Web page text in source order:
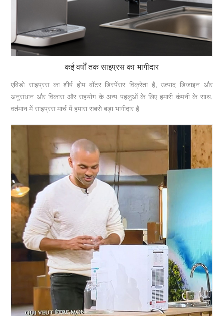
कई वर्षों तक साइप्रस का भागीदार
एविडो साइप्रस का शीर्ष होम वॉटर डिस्पेंसर विक्रेता है, उत्पाद डिजाइन और
अनुसंधान और विकास और सहयोग के अन्य पहलुओं के लिए हमारी कंपनी के साथ,
वर्तमान में साइप्रस मार्च में हमारा सबसे बड़ा भागीदार है